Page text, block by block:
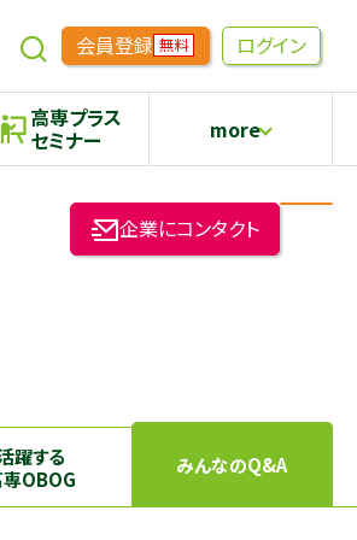
会員登録 無料 ログイン
高専プラス
セミナー more
高専生コミュニティめもらす
本科5年生・専攻科2年生向け
企業にコンタクト
躍する
OBOG
みんなのQ&A